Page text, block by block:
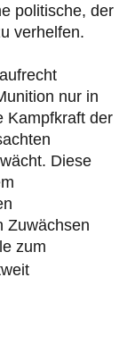
politische, der
verhelfen.
nur in
Kampfkraft der
Diese
Zuwächsen
zum